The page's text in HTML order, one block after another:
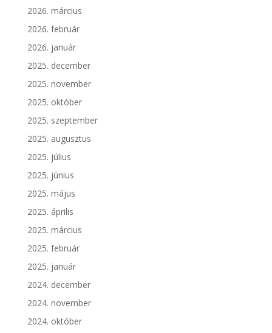
2026. március
2026. február
2026. január
2025. december
2025. november
2025. október
2025. szeptember
2025. augusztus
2025. július
2025. június
2025. május
2025. április
2025. március
2025. február
2025. január
2024. december
2024. november
2024. október